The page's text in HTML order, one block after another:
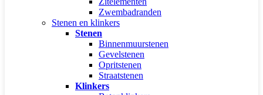
Zwembadranden
Stenen en klinkers
Stenen
Binnenmuurstenen
Gevelstenen
Opritstenen
Straatstenen
Klinkers